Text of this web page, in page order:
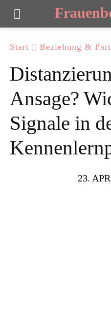
Start Beziehung &
Ansage?
Signale in
23.